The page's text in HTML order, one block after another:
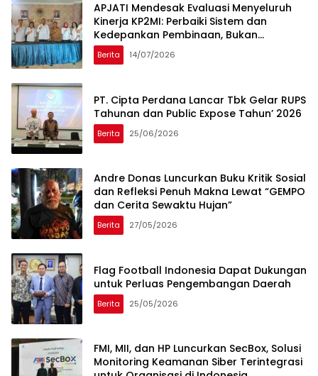
APJATI Mendesak Evaluasi Menyeluruh
Kinerja KP2MI: Perbaiki Sistem dan
Kedepankan Pembinaan, Bukan
Penutupan Perusahaan
Berita 14/07/2026
PT. Cipta Perdana Lancar Tbk Gelar RUPS
Tahunan dan Public Expose Tahun’ 2026
Berita 25/06/2026
Andre Donas Luncurkan Buku Kritik Sosial
dan Refleksi Penuh Makna Lewat “GEMPO
dan Cerita Sewaktu Hujan”
Berita 27/05/2026
Flag Football Indonesia Dapat Dukungan
untuk Perluas Pengembangan Daerah
Berita 25/05/2026
FMI, MII, dan HP Luncurkan SecBox, Solusi
Monitoring Keamanan Siber Terintegrasi